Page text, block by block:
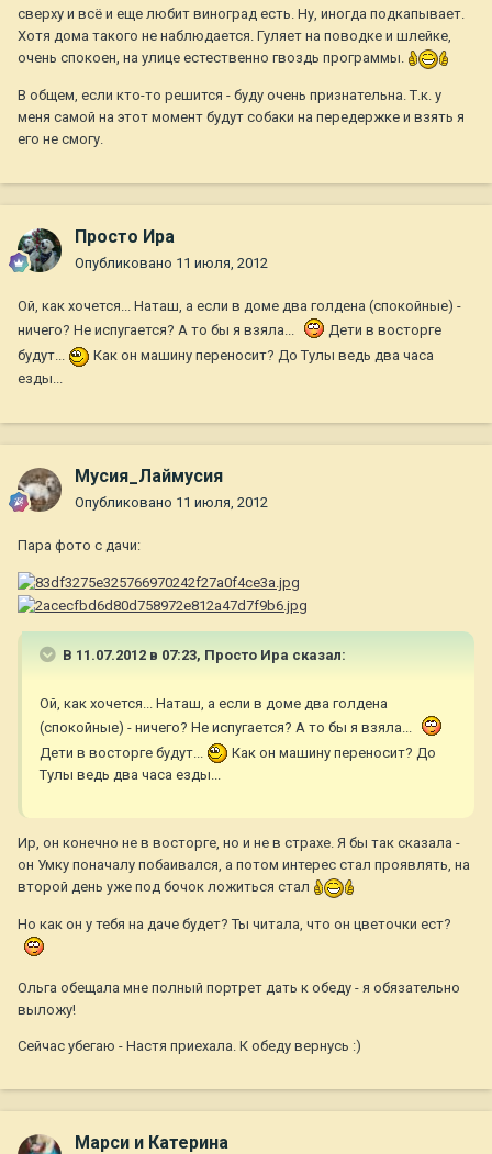
сверху и всё и еще любит виноград есть. Ну, иногда подкапывает.
Хотя дома такого не наблюдается. Гуляет на поводке и шлейке,
очень спокоен, на улице естественно гвоздь программы.
В общем, если кто-то решится - буду очень признательна. Т.к. у
меня самой на этот момент будут собаки на передержке и взять я
его не смогу.
Просто Ира
Опубликовано 11 июля, 2012
Ой, как хочется... Наташ, а если в доме два голдена (спокойные) -
ничего? Не испугается? А то бы я взяла...
Дети в восторге
будут...
Как он машину переносит? До Тулы ведь два часа
езды...
Мусия_Лаймусия
Опубликовано 11 июля, 2012
Пара фото с дачи:
В 11.07.2012 в 07:23, Просто Ира сказал:
Ой, как хочется... Наташ, а если в доме два голдена
(спокойные) - ничего? Не испугается? А то бы я взяла...
Дети в восторге будут...
Как он машину переносит? До
Тулы ведь два часа езды...
Ир, он конечно не в восторге, но и не в страхе. Я бы так сказала -
он Умку поначалу побаивался, а потом интерес стал проявлять, на
второй день уже под бочок ложиться стал
Но как он у тебя на даче будет? Ты читала, что он цветочки ест?
Ольга обещала мне полный портрет дать к обеду - я обязательно
выложу!
Сейчас убегаю - Настя приехала. К обеду вернусь :)
Марси и Катерина